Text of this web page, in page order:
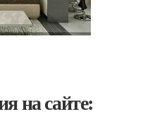
на сайте: